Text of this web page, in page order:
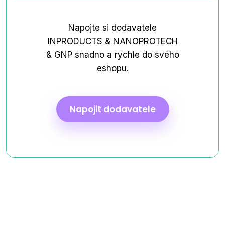
Napojte si dodavatele
INPRODUCTS & NANOPROTECH
& GNP snadno a rychle do svého
eshopu.
Napojit dodavatele